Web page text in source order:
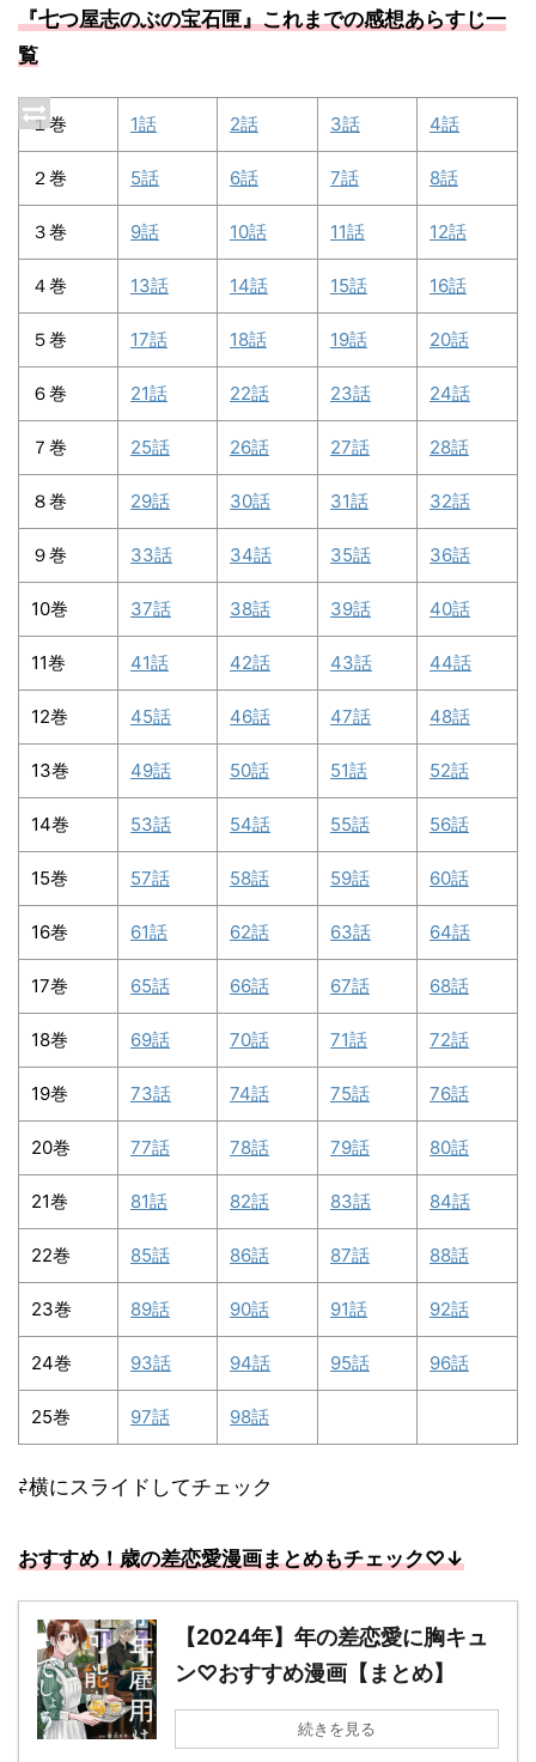
『七つ屋志のぶの宝石匣』これまでの感想あらすじ一
覧
１巻 1話 2話 3話 4話
２巻 5話 6話 7話 8話
３巻 9話 10話 11話 12話
４巻 13話 14話 15話 16話
５巻 17話 18話 19話 20話
６巻 21話 22話 23話 24話
７巻 25話 26話 27話 28話
８巻 29話 30話 31話 32話
９巻 33話 34話 35話 36話
10巻 37話 38話 39話 40話
11巻 41話 42話 43話 44話
12巻 45話 46話 47話 48話
13巻 49話 50話 51話 52話
14巻 53話 54話 55話 56話
15巻 57話 58話 59話 60話
16巻 61話 62話 63話 64話
17巻 65話 66話 67話 68話
18巻 69話 70話 71話 72話
19巻 73話 74話 75話 76話
20巻 77話 78話 79話 80話
21巻 81話 82話 83話 84話
22巻 85話 86話 87話 88話
23巻 89話 90話 91話 92話
24巻 93話 94話 95話 96話
25巻 97話 98話
⇄横にスライドしてチェック
おすすめ！歳の差恋愛漫画まとめもチェック♡↓
【2024年】年の差恋愛に胸キュ
ン♡おすすめ漫画【まとめ】
続きを見る